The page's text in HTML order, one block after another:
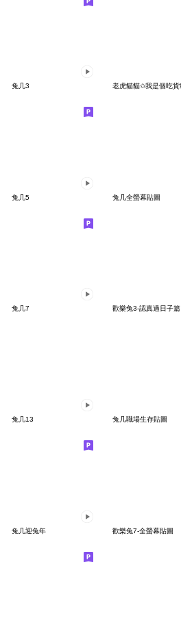
兔几3
兔几5 兔几全螢幕貼圖
兔几7 歡樂兔3-認真過日子篇
兔几13 兔几職場生存貼圖
兔几迎兔年 歡樂兔7-全螢幕貼圖